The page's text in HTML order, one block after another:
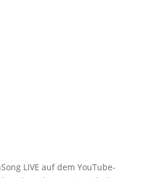
LIVE auf dem YouTube-